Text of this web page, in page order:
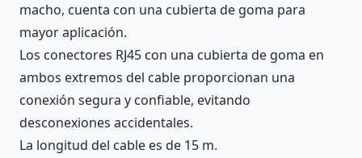
macho, cuenta con una cubierta de goma para
mayor aplicación.
Los conectores RJ45 con una cubierta de goma en
ambos extremos del cable proporcionan una
conexión segura y confiable, evitando
desconexiones accidentales.
La longitud del cable es de 15 m.